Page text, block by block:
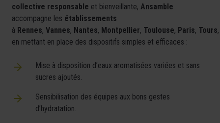
collective responsable et bienveillante, Ansamble
accompagne les établissements
à Rennes, Vannes, Nantes, Montpellier, Toulouse, Paris, Tours
en mettant en place des dispositifs simples et efficaces :
Mise à disposition d’eaux aromatisées variées et sans
sucres ajoutés.
Sensibilisation des équipes aux bons gestes
d’hydratation.